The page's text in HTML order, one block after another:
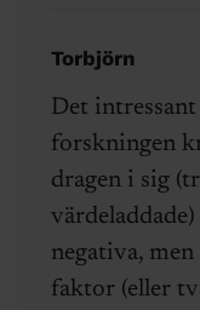
Torbjörn
Det
forskningen
dragen i sig
negativa,
faktor (eller